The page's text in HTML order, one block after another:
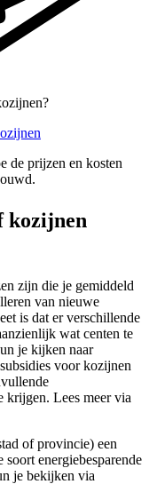
de prijzen en kosten
kozijnen
zijn die je gemiddeld
van nieuwe
is dat er verschillende
wat centen te
je kijken naar
voor kozijnen
krijgen. Lees meer via
of provincie) een
energiebesparende
je bekijken via